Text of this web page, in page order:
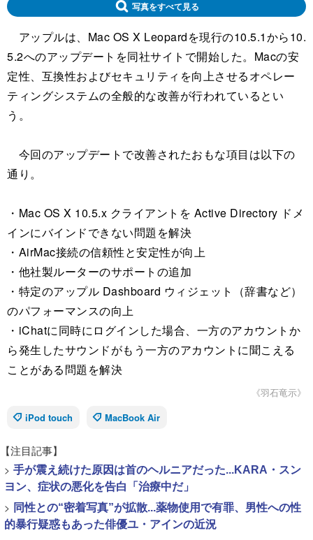
写真をすべて見る
アップルは、Mac OS X Leopardを現行の10.5.1から10.
5.2へのアップデートを同社サイトで開始した。Macの安
定性、互換性およびセキュリティを向上させるオペレー
ティングシステムの全般的な改善が行われているとい
う。
今回のアップデートで改善されたおもな項目は以下の
通り。
・Mac OS X 10.5.x クライアントを Active Directory ドメ
インにバインドできない問題を解決
・AirMac接続の信頼性と安定性が向上
・他社製ルーターのサポートの追加
・特定のアップル Dashboard ウィジェット（辞書など）
のパフォーマンスの向上
・iChatに同時にログインした場合、一方のアカウントか
ら発生したサウンドがもう一方のアカウントに聞こえる
ことがある問題を解決
《羽石竜示》
iPod touch
MacBook Air
【注目記事】
> 手が震え続けた原因は首のヘルニアだった...KARA・スン
ヨン、症状の悪化を告白「治療中だ」
> 同性との“密着写真”が拡散...薬物使用で有罪、男性への性
的暴行疑惑もあった俳優ユ・アインの近況